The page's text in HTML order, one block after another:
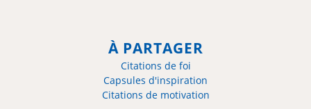
À PARTAGER
Citations de foi
Capsules d'inspiration
Citations de motivation